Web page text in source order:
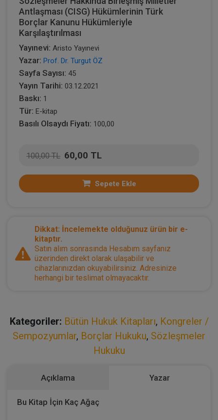
Antlaşması (CISG) Hükümlerinin Türk
Borçlar Kanunu Hükümleriyle
Karşılaştırılması
Yayınevi: Aristo Yayınevi
Yazar: Prof. Dr. Turgut ÖZ
Sayfa Sayısı: 45
Yayın Tarihi: 03.12.2021
Baskı: 1
Tür: E-kitap
Basılı Olsaydı Fiyatı: 100,00
100,00 TL 60,00 TL
Sepete Ekle
Dikkat: İncelemekte olduğunuz ürün bir e-
kitaptır.
Satın alım sonrasında Hesabım sayfanız
üzerinden direkt olarak ulaşabilir ve
cihazlarınızdan okuyabilirsiniz. Adresinize
herhangi bir teslimat olmayacaktır.
Kategoriler: Bütün Hukuk Kitapları, Kongreler /
Sempozyumlar, Borçlar Hukuku, Sözleşmeler
Hukuku
Açıklama Yazar
Bu Kitap İçin Kaç Ağaç